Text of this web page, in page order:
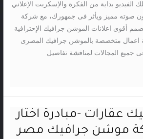
الفيديو بداية من الفكرة والإسكربت الإعلاني
صوته مميز ويأثر فى جمهورك، مع شركة
أقوى اعلانات الموشن جرافيك الإحترافية
اعمال متخصصة بالموشن جرافيك المصرى
جميع المجالات لمناقشة تفاصيل
عقارات -مبادرة اختار
موشن جرافيك مصر